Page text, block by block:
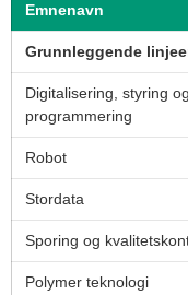
Emnenavn
Grunnleggende
Digitalisering, styring og
programmering
Robot
Stordata
Sporing og
Polymer teknologi